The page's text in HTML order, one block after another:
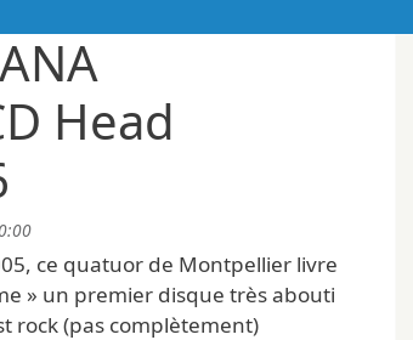
Head
ce quatuor de Montpellier livre
» un premier disque très abouti
rock (pas complètement)